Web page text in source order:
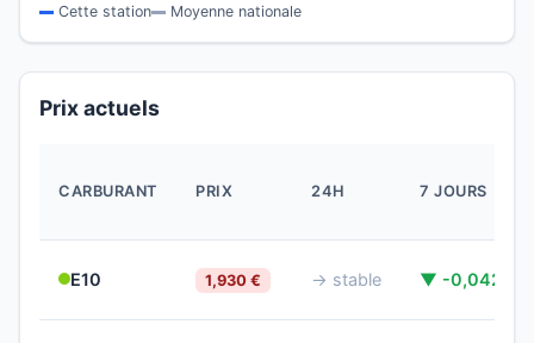
Cette station Moyenne nationale
Prix actuels
CARBURANT PRIX 24H 7 JOURS
E10 1,930 € → stable ▼ -0,042 €